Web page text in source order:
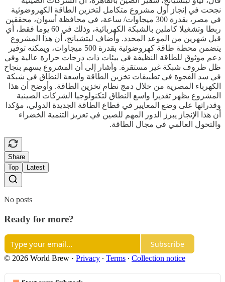
نجحت في إنجاز أول مشروع متكامل لتخزين الطاقة الكهروضوئية
في مصر، بقدرة 300 ميجاوات/ ساعة، في محافظة أسوان، محققين
ربطا وتشغيلا كاملين بالشبكة الكهربائية، وذلك في 60 يوما فقط، أي
قبل شهرين من الموعد المحدد. وأضاف ليتشيانج، أن هذا المشروع
يتضمن محطة طاقة كهروضوئية بقدرة 500 ميجاوات، ويمكنه توفير
دعم موثوق للطاقة النظيفة في بيئات ذات درجات حرارة عالية وفي
ظل ظروف شبكة غير مستقرة. وأشار إلى أن المشروع يسهم بنجاح
في سد الفجوة في تطبيقات تخزين الطاقة واسعة النطاق في شبكة
الكهرباء المصرية من خلال دمج نظام تخزين الطاقة. وأوضح أن هذا
المشروع يظهر تقديرا واسع النطاق لتكنولوجيا الشركات الصينية
وقدراتها على وضع المعايير في قطاع الطاقة الجديدة الدولي، مؤكدا
أن هذا الإنجاز يبرز الدور المهم للصين في تعزيز التنمية الخضراء
والتحول العالمي في مجال الطاقة.
Share
Top
Latest
No posts
Ready for more?
Subscribe
© 2026 World Brew · Privacy ∙ Terms ∙ Collection notice